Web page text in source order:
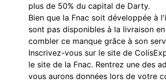
plus de 50% du capital de Darty.
Bien que la Fnac soit développée à
sont pas disponibles à la livraison
combler ce manque grâce à son
Inscrivez-vous sur le site de
le site de la Fnac. Rentrez une des
vous aurons données lors de votre